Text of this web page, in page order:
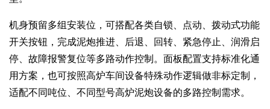
机身预留多组安装位，可搭配各类自锁、点动、拨动式功能
开关按钮，完成泥炮推进、后退、回转、紧急停止、润滑启
停、故障报警复位等多路动作控制。面板配置支持标准化通
用方案，也可按照高炉车间设备特殊动作逻辑做非标定制，
适配不同吨位、不同型号高炉泥炮设备的多路控制需求。